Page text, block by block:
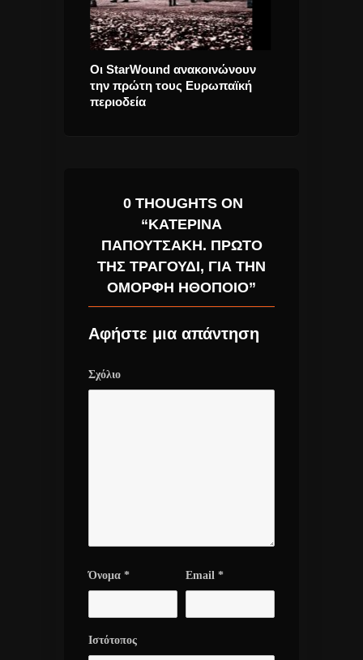
Οι StarWound ανακοινώνουν
την πρώτη τους Ευρωπαϊκή
περιοδεία
0 THOUGHTS ON
“ΚΑΤΕΡΊΝΑ
ΠΑΠΟΥΤΣΆΚΗ. ΠΡΏΤΟ
ΤΗΣ ΤΡΑΓΟΎΔΙ, ΓΙΑ ΤΗΝ
ΌΜΟΡΦΗ ΗΘΟΠΟΙΌ”
Αφήστε μια απάντηση
Σχόλιο
Όνομα * Email *
Ιστότοπος